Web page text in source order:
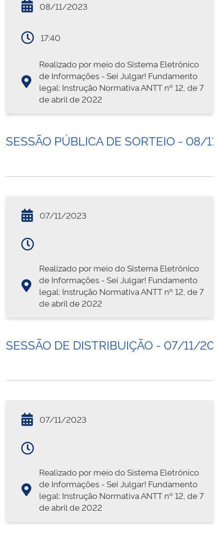
08/11/2023
17:40
Realizado por meio do Sistema Eletrônico
de Informações - Sei Julgar! Fundamento
legal: Instrução Normativa ANTT nº 12, de 7
de abril de 2022
SESSÃO PÚBLICA DE SORTEIO - 08/
07/11/2023
Realizado por meio do Sistema Eletrônico
de Informações - Sei Julgar! Fundamento
legal: Instrução Normativa ANTT nº 12, de 7
de abril de 2022
SESSÃO DE DISTRIBUIÇÃO - 07/11/
07/11/2023
Realizado por meio do Sistema Eletrônico
de Informações - Sei Julgar! Fundamento
legal: Instrução Normativa ANTT nº 12, de 7
de abril de 2022